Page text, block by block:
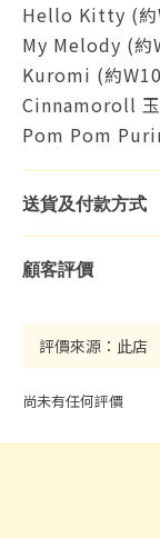
Hello Kitty (約
My Melody (約
Kuromi (約
Cinnamoroll
Pom Pom
送貨及付款方式
顧客評價
尚未有任何評價